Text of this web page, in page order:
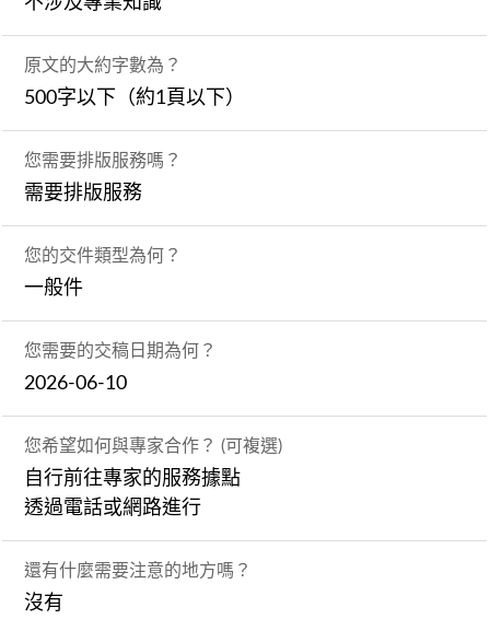
原文的大約字數為？
500字以下（約1頁以下）
您需要排版服務嗎？
需要排版服務
您的交件類型為何？
一般件
您需要的交稿日期為何？
2026-06-10
您希望如何與專家合作？ (可複選)
自行前往專家的服務據點
透過電話或網路進行
還有什麼需要注意的地方嗎？
沒有